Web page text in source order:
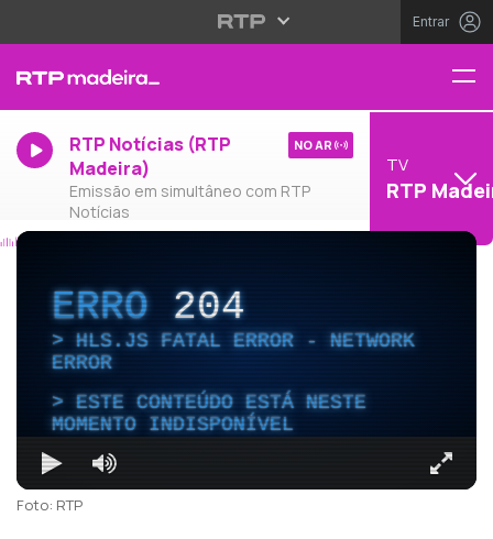
Entrar
RTP Notícias (RTP
Madeira)
Emissão em simultâneo com RTP
Notícias
NO AR
TV
RTP
ERRO204
HLS.JS FATAL ERROR - NETWORK
ERROR
ESTE CONTEÚDO ESTÁ NESTE
MOMENTO INDISPONÍVEL
Foto: RTP